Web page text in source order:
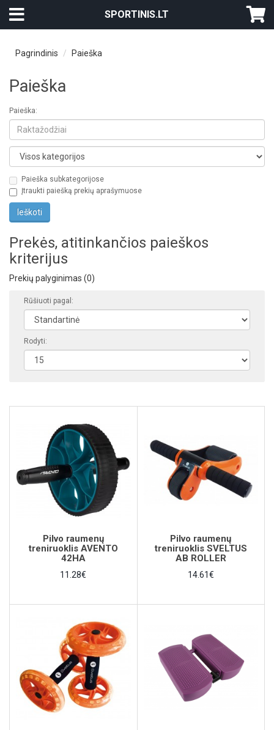
SPORTINIS.LT
Pagrindinis Paieška
Paieška
Paieška:
Paieška subkategorijose
Įtraukti paiešką prekių aprašymuose
Prekės, atitinkančios paieškos
kriterijus
Prekių palyginimas (0)
Rūšiuoti pagal:
Rodyti:
Pilvo raumenų
treniruoklis AVENTO
42HA
11.28€
Pilvo raumenų
treniruoklis SVELTUS
AB ROLLER
14.61€